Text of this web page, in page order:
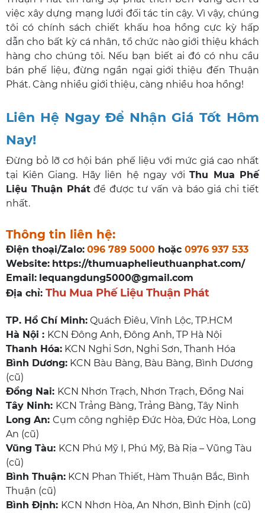
việc xây dựng mạng lưới đối tác tin cậy. Vì vậy, chúng
tôi có chính sách chiết khấu hoa hồng cực kỳ hấp
dẫn cho bất kỳ cá nhân, tổ chức nào giới thiệu khách
hàng cho chúng tôi. Nếu bạn biết ai đó có nhu cầu
bán phế liệu, đừng ngần ngại giới thiệu đến Thuận
Phát. Càng nhiều giới thiệu, càng nhiều hoa hồng!
Liên Hệ Ngay Để Nhận Giá Tốt Hôm
Nay!
Đừng bỏ lỡ cơ hội bán phế liệu với mức giá cao nhất
tại Kiên Giang. Hãy liên hệ ngay với Thu Mua Phế
Liệu Thuận Phátđể được tư vấn và báo giá chi tiết
nhất.
Thông tin liên hệ:
Điện thoại/Zalo: 096 789 5000 hoặc 0976 937 533
Website: https://thumuaphelieuthuanphat.com/
Email: lequangdung5000@gmail.com
Địa chỉ: Thu Mua Phế Liệu Thuận Phát
TP. Hồ Chí Minh: Quách Điêu, Vĩnh Lộc, TP.HCM
Hà Nội : KCN Đông Anh, Đông Anh, TP Hà Nội
Thanh Hóa: KCN Nghi Sơn, Nghi Sơn, Thanh Hóa
Bình Dương: KCN Bàu Bàng, Bàu Bàng, Bình Dương
(cũ)
Đồng Nai: KCN Nhơn Trạch, Nhơn Trạch, Đồng Nai
Tây Ninh: KCN Trảng Bàng, Trảng Bàng, Tây Ninh
Long An: Cụm công nghiệp Đức Hòa, Đức Hòa, Long
An (cũ)
Vũng Tàu: KCN Phú Mỹ I, Phú Mỹ, Bà Rịa – Vũng Tàu
(cũ)
Bình Thuận: KCN Phan Thiết, Hàm Thuận Bắc, Bình
Thuận (cũ)
Bình Định: KCN Nhơn Hòa, An Nhơn, Bình Định (cũ)